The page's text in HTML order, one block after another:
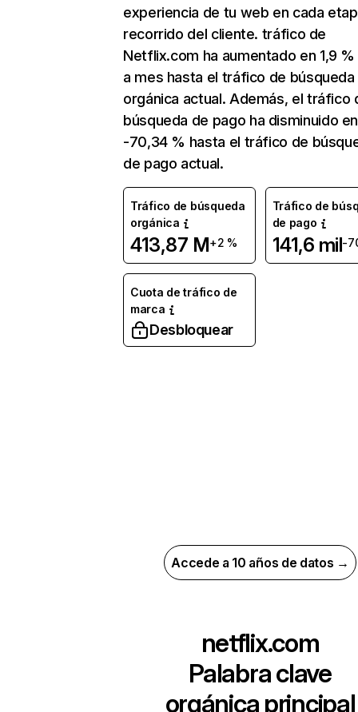
experiencia de tu web en cada
recorrido del cliente. tráfico de
Netflix.com ha aumentado en 1,9
a mes hasta el tráfico de búsqueda
orgánica actual. Además, el tráfico
búsqueda de pago ha disminuido en
-70,34 % hasta el tráfico de
de pago actual.
Tráfico de búsqueda
orgánica
413,87 M+2 %
Tráfico de
de pago
141,6 mil-
Cuota de tráfico de
marca
Desbloquear
Accede a 10 años de datos →
netflix.com
Palabra clave
orgánica principal